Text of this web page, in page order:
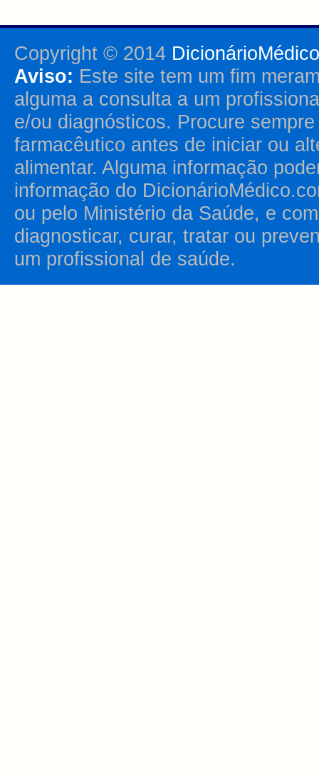
Copyright © 2014
Aviso: Este site tem um fim
alguma a consulta a um
e/ou diagnósticos. Procure
farmacêutico antes de iniciar ou
alimentar. Alguma informação
informação do
ou pelo Ministério da Saúde, e
diagnosticar, curar, tratar ou
um profissional de saúde.